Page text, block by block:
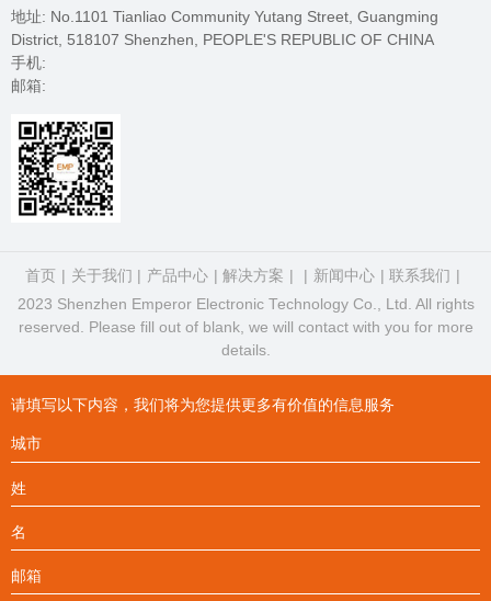
地址: No.1101 Tianliao Community Yutang Street, Guangming
District, 518107 Shenzhen, PEOPLE'S REPUBLIC OF CHINA
手机:
邮箱:
首页 关于我们 产品中心 解决方案 新闻中心
联系我们
2023 Shenzhen Emperor Electronic Technology Co., Ltd. All rights
reserved. Please fill out of blank, we will contact with you for more
details.
请填写以下内容，我们将为您提供更多有价值的信息服务